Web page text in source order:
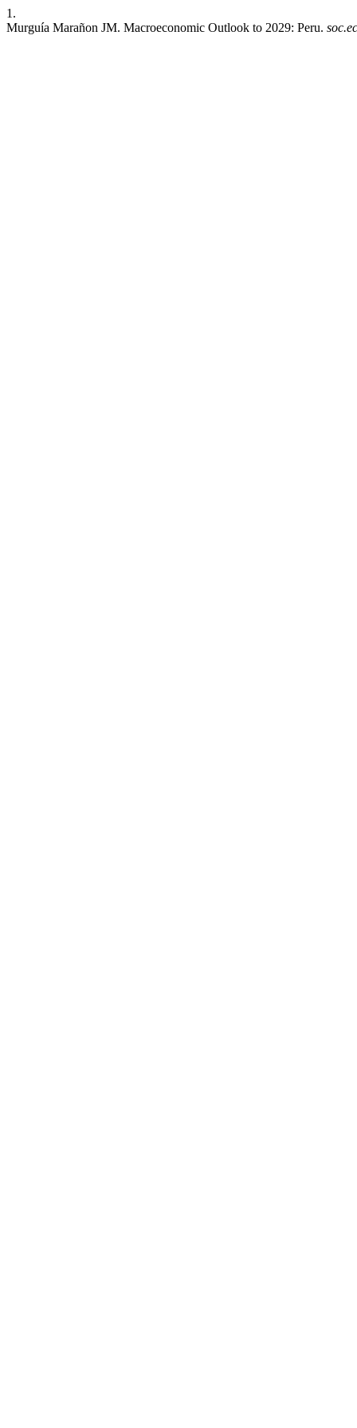
1.
Murguía Marañon JM. Macroeconomic Outlook to 2029: Peru.